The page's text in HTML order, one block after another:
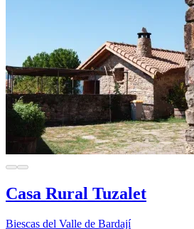
Casa Rural Tuzalet
Biescas del Valle de Bardají